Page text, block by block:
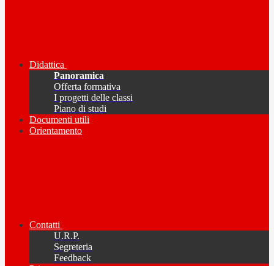
Didattica
Panoramica
Offerta formativa
I progetti delle classi
Piano di studi
Documenti utili
Orientamento
Contatti
U.R.P.
Segreteria
Feedback